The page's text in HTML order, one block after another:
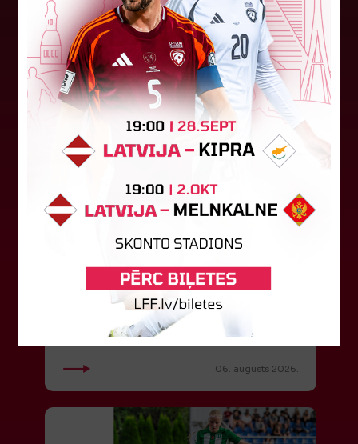
07. augusts 2026.
"Riga FC" iegūst handikapu, RFS
būs jāatspēlējas
Ceturtdienas vakarā savas spēles UEFA
Konferences līgas kvalifikācijas trešajā kārtā
aizvadīja divi Latvijas klubi. FC RFS izbraukumā ar
0:2 zaudēja Čehijas "Jablonec"...
06. augusts 2026.